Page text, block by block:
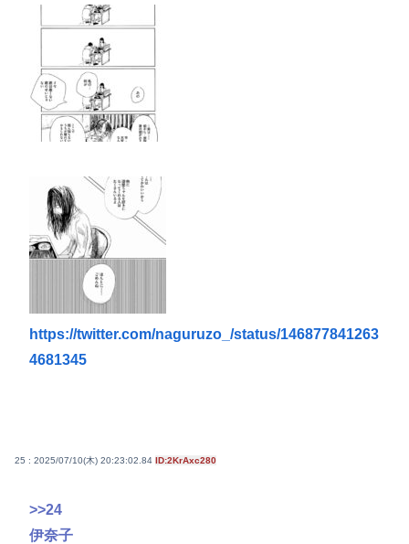
https://twitter.com/naguruzo_/status/146877841263
4681345
25 : 2025/07/10(木) 20:23:02.84 ID:2KrAxc280
>>24
伊奈子